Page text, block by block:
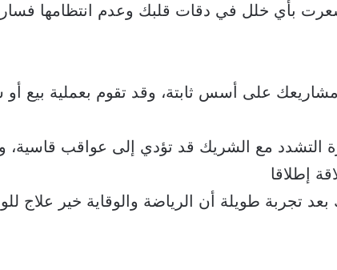
بأي خلل في دقات قلبك وعدم انتظامها
مشاريعك على أسس ثابتة، وقد تقوم بعملية بيع أو
التشدد مع الشريك قد تؤدي إلى عواقب
إطلاقا
تجربة طويلة أن الرياضة والوقاية خير علاج